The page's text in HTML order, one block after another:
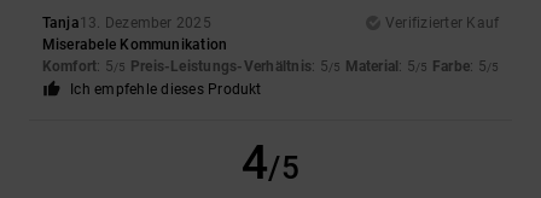
Tanja13. Dezember 2025
Verifizierter Kauf
Miserabele Kommunikation
Komfort: 5/5 Preis-Leistungs-Verhältnis: 5/5 Material : 5/5 Farbe: 5/5
Ich empfehle dieses Produkt
4/5